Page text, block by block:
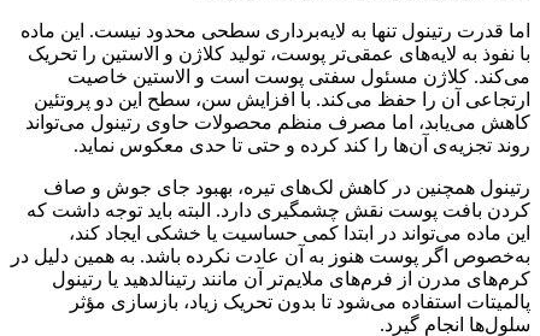
اما قدرت رتینول تنها به لایه‌برداری سطحی محدود نیست. این ماده
با نفوذ به لایه‌های عمقی‌تر پوست، تولید کلاژن و الاستین را تحریک
می‌کند. کلاژن مسئول سفتی پوست است و الاستین خاصیت
ارتجاعی آن را حفظ می‌کند. با افزایش سن، سطح این دو پروتئین
کاهش می‌یابد، اما مصرف منظم محصولات حاوی رتینول می‌تواند
روند تجزیه‌ی آن‌ها را کند کرده و حتی تا حدی معکوس نماید.
رتینول همچنین در کاهش لک‌های تیره، بهبود جای جوش و صاف
کردن بافت پوست نقش چشمگیری دارد. البته باید توجه داشت که
این ماده می‌تواند در ابتدا کمی حساسیت یا خشکی ایجاد کند،
به‌خصوص اگر پوست هنوز به آن عادت نکرده باشد. به همین دلیل در
کرم‌های مدرن از فرم‌های ملایم‌تر آن مانند رتینالدهید یا رتینول
پالمیتات استفاده می‌شود تا بدون تحریک زیاد، بازسازی مؤثر
سلول‌ها انجام گیرد.